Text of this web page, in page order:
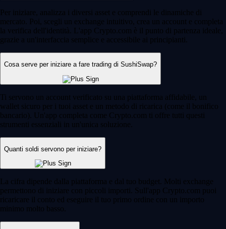
Per iniziare, analizza i diversi asset e comprendi le dinamiche di
mercato. Poi, scegli un exchange intuitivo, crea un account e completa
la verifica dell'identità. L'app Crypto.com è il punto di partenza ideale,
grazie a un'interfaccia semplice e accessibile ai principianti.
Cosa serve per iniziare a fare trading di SushiSwap?
Ti servono un account verificato su una piattaforma affidabile, un
wallet sicuro per i tuoi asset e un metodo di ricarica (come il bonifico
bancario). Un'app completa come Crypto.com ti offre tutti questi
strumenti essenziali in un'unica soluzione.
Quanti soldi servono per iniziare?
La cifra dipende dalla piattaforma e dal tuo budget. Molti exchange
permettono di iniziare con piccoli importi. Sull'app Crypto.com puoi
ricaricare il conto ed eseguire il tuo primo ordine con un importo
minimo molto basso.